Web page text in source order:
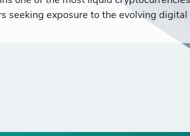
seeking exposure to the evolving digital